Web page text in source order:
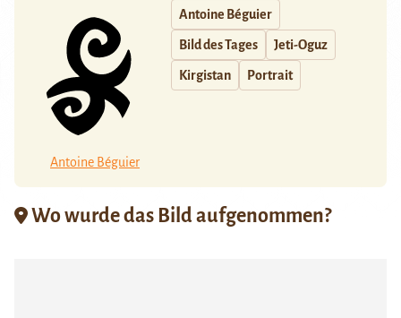
Antoine Béguier
Antoine Béguier
Bild des Tages Jeti-Oguz
Kirgistan Portrait
Wo wurde das Bild aufgenommen?